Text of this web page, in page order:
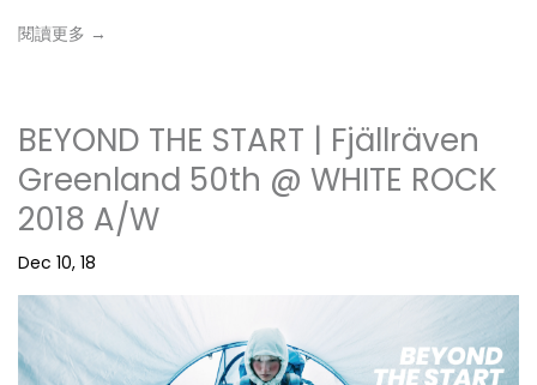
閱讀更多 →
BEYOND THE START | Fjällräven
Greenland 50th @ WHITE ROCK
2018 A/W
Dec 10, 18